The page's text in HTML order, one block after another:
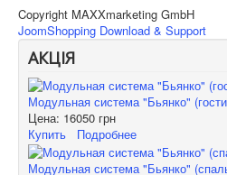
Copyright MAXXmarketing GmbH
JoomShopping Download & Support
АКЦІЯ
Модульная система "Бьянко"
Цена: 16050 грн
Купить
Подробнее
Модульная система "Бьянко"